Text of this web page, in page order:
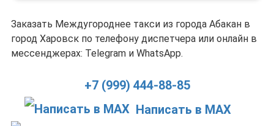
Заказать Междугороднее такси из города Абакан в
город Харовск по телефону диспетчера или онлайн в
мессенджерах: Telegram и WhatsApp.
+7 (999) 444-88-85
Написать в MAX